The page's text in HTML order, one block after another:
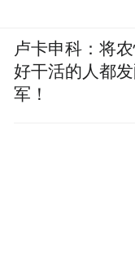
卢卡申科：将
好干活的人都
军！